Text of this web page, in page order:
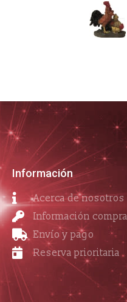
Información
Acerca de nosotros
Información compra
Envío y pago
Reserva prioritaria